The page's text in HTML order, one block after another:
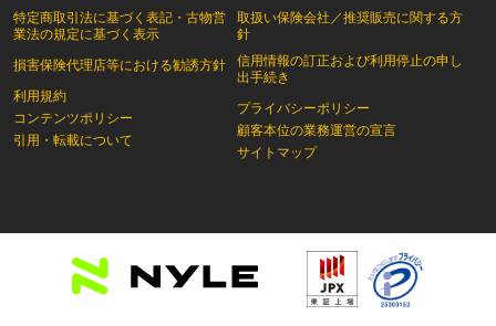
特定商取引法に基づく表記・古物営
業法の規定に基づく表示
損害保険代理店等における勧誘方針
利用規約
コンテンツポリシー
引用・転載について
取扱い保険会社／推奨販売に関する方
針
信用情報の訂正および利用停止の申し
出手続き
プライバシーポリシー
顧客本位の業務運営の宣言
サイトマップ